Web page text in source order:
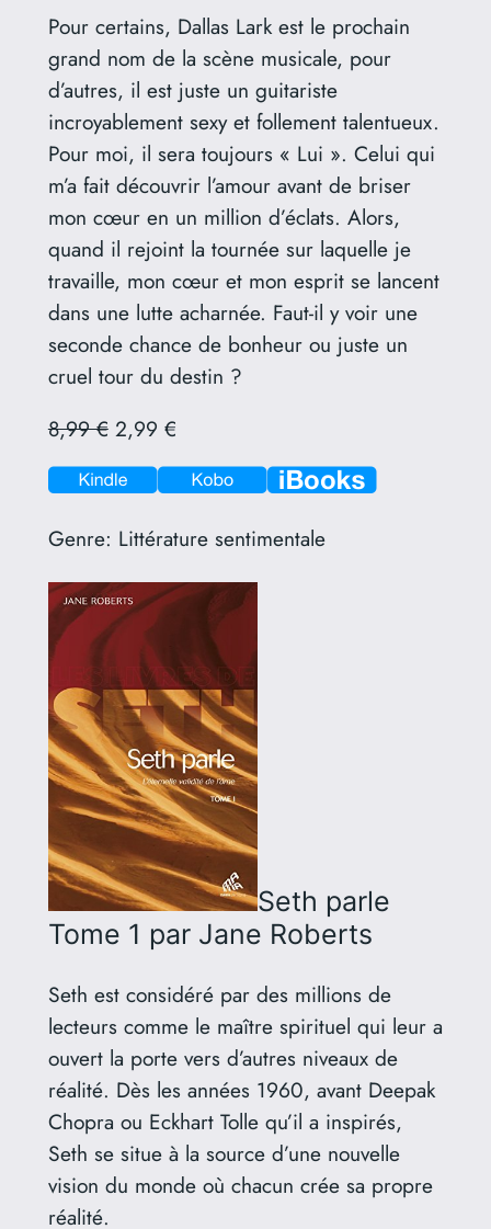
Pour certains, Dallas Lark est le prochain
grand nom de la scène musicale, pour
d’autres, il est juste un guitariste
incroyablement sexy et follement talentueux.
Pour moi, il sera toujours « Lui ». Celui qui
m’a fait découvrir l’amour avant de briser
mon cœur en un million d’éclats. Alors,
quand il rejoint la tournée sur laquelle je
travaille, mon cœur et mon esprit se lancent
dans une lutte acharnée. Faut-il y voir une
seconde chance de bonheur ou juste un
cruel tour du destin ?
8,99 €2,99 €
Genre: Littérature sentimentale
Seth parle
Tome 1 par Jane Roberts
Seth est considéré par des millions de
lecteurs comme le maître spirituel qui leur a
ouvert la porte vers d’autres niveaux de
réalité. Dès les années 1960, avant Deepak
Chopra ou Eckhart Tolle qu’il a inspirés,
Seth se situe à la source d’une nouvelle
vision du monde où chacun crée sa propre
réalité.